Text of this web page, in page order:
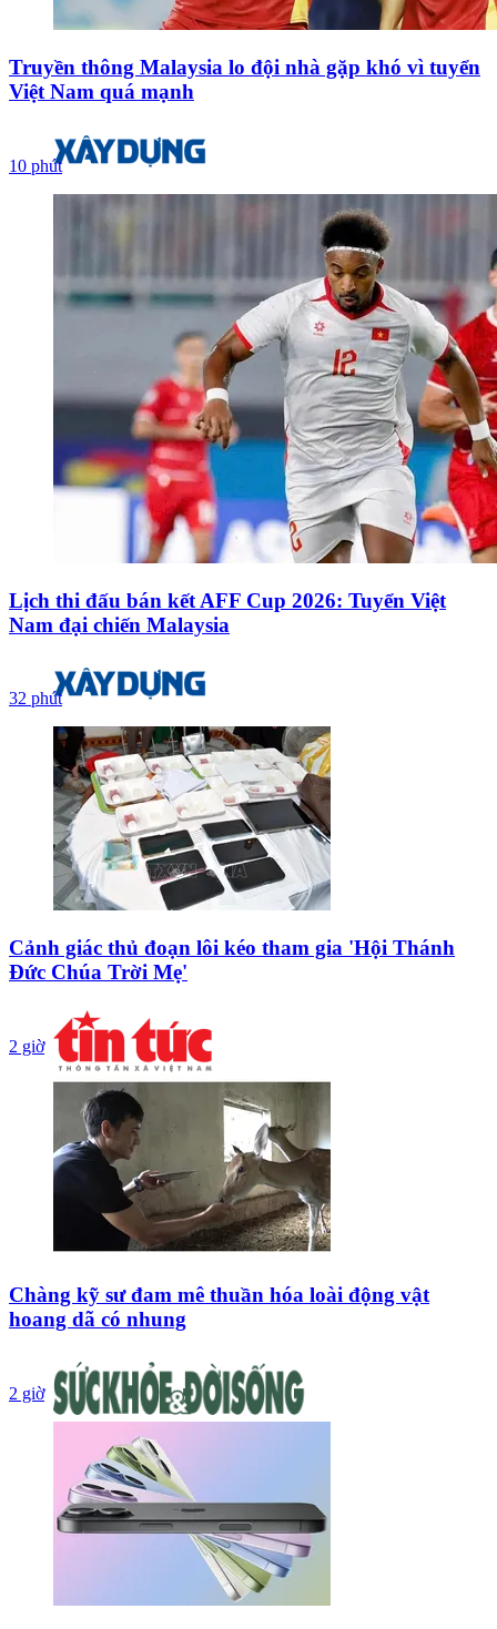
Truyền thông Malaysia lo đội nhà gặp khó vì tuyển
Việt Nam quá mạnh
10 phút
Lịch thi đấu bán kết AFF Cup 2026: Tuyển Việt
Nam đại chiến Malaysia
32 phút
Cảnh giác thủ đoạn lôi kéo tham gia 'Hội Thánh
Đức Chúa Trời Mẹ'
2 giờ
Chàng kỹ sư đam mê thuần hóa loài động vật
hoang dã có nhung
2 giờ